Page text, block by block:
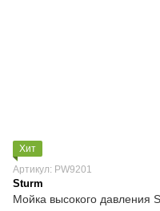
Хит
Артикул: PW9201
Sturm
Мойка высокого давления